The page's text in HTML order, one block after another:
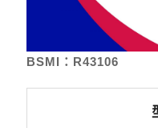
BSMI：R43106